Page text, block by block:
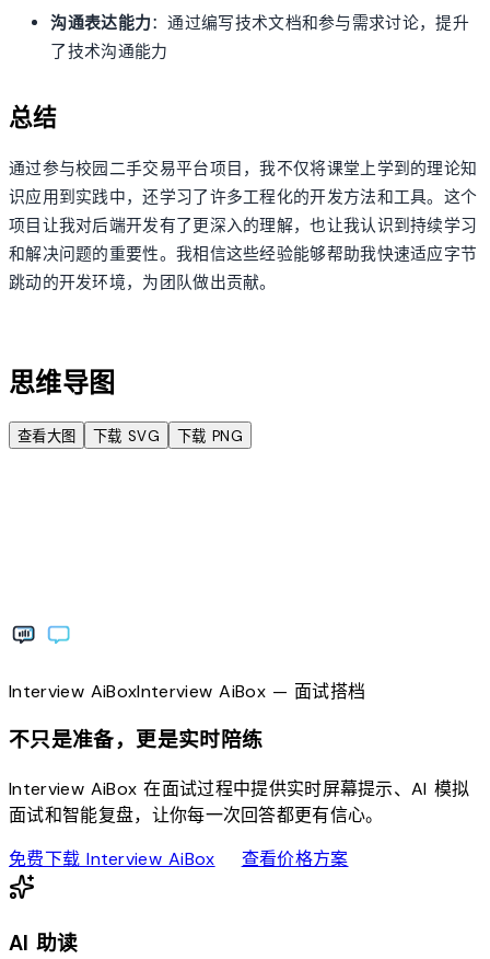
沟通表达能力：通过编写技术文档和参与需求讨论，提升
了技术沟通能力
总结
通过参与校园二手交易平台项目，我不仅将课堂上学到的理论知
识应用到实践中，还学习了许多工程化的开发方法和工具。这个
项目让我对后端开发有了更深入的理解，也让我认识到持续学习
和解决问题的重要性。我相信这些经验能够帮助我快速适应字节
跳动的开发环境，为团队做出贡献。
思维导图
查看大图 下载 SVG 下载 PNG
Interview AiBoxInterviewAiBox— 面试搭档
不只是准备，更是实时陪练
Interview AiBox 在面试过程中提供实时屏幕提示、AI 模拟
面试和智能复盘，让你每一次回答都更有信心。
免费下载 Interview AiBoxdownload查看价格方案sell
AI 助读